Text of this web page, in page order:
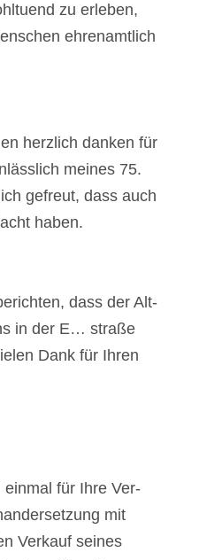
zu erle­ben,
ehren­amt­lich
herz­lich dan­ken für
mei­nes 75.
gefreut, dass auch
haben.
dass der Alt­
in der E… stra­ße
Dank für Ihren
ein­mal für Ihre Ver­
mit
Ver­kauf sei­nes